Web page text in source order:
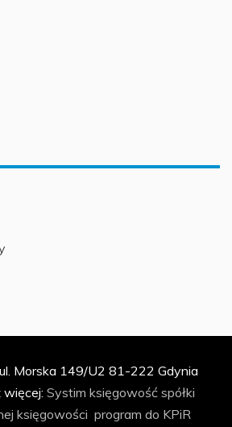
Morska 149/U2 81-222 Gdynia
Systim księgowość spółki
księgowości program do KPiR